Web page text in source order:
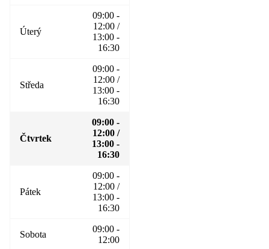
Úterý
09:00 -
12:00 /
13:00 -
16:30
Středa
09:00 -
12:00 /
13:00 -
16:30
Čtvrtek
09:00 -
12:00 /
13:00 -
16:30
Pátek
09:00 -
12:00 /
13:00 -
16:30
Sobota
09:00 -
12:00